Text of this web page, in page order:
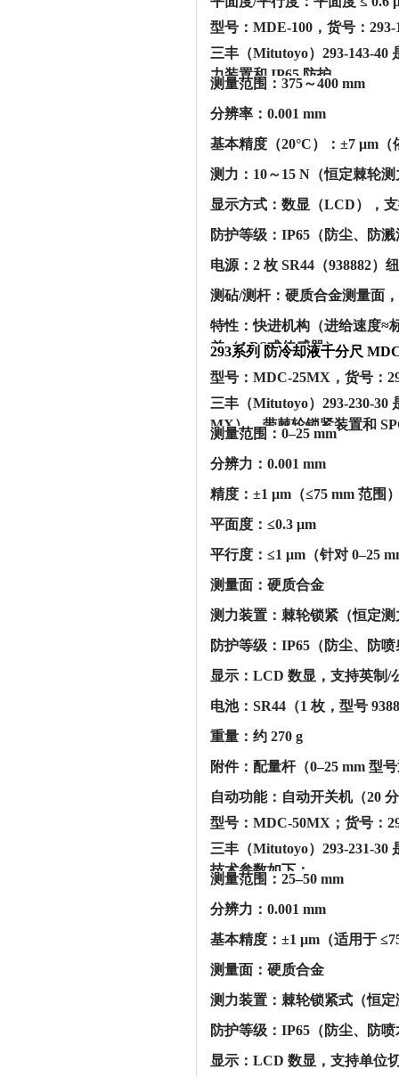
型号：MDE-100，货号：293-
三丰（Mitutoyo）293-143-40
力装置和 IP65 防护。‌‌
‌测量范围‌：‌375～400 mm‌
‌分辨率‌：‌0.001 mm‌
基本精度（20°C）‌：‌±7 μm‌（
测力‌：‌10～15 N‌（恒定棘轮测
显示方式‌：‌数显（LCD）‌，
防护等级‌：‌IP65‌（防尘、防
电源‌：‌2 枚 SR44（938882）
测砧/测杆‌：‌硬质合金测量面‌
特性‌：快进机构（进给速度≈
差（ABS式传感器） ‌‌
293系列 防冷却液千分尺
型号：MDC-25MX，货号：
三丰（Mitutoyo）293-230-30
MX），带棘轮锁紧装置和
‌测量范围‌：0–25 mm
‌分辨力‌：0.001 mm
精度‌：±1 μm（≤75 mm 范围
‌平面度‌：≤0.3 μm
平行度‌：≤1 μm（针对 0–25
‌测量面‌：硬质合金
测力装置‌：棘轮锁紧（恒定测
防护等级‌：IP65（防尘、防
显示‌：LCD 数显，支持英制/
电池‌：SR44（1 枚，型号
‌重量‌：约 270 g
附件‌：配量杆（0–25 mm 型
自动功能‌：自动开关机（20
型号：MDC-50MX；货号：
三丰（Mitutoyo）293-231-30
技术参数如下：‌‌
‌测量范围‌：25–50 mm
‌分辨力‌：0.001 mm
基本精度‌：‌±1 μm‌（适用于
‌测量面‌：硬质合金
测力装置‌：棘轮锁紧式（恒定
防护等级‌：‌IP65‌（防尘、防
显示‌：LCD 数显，支持单位